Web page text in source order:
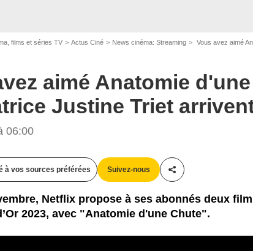
films et séries TV Actus Ciné News cinéma: Streaming Vous avez aimé
aimé Anatomie
Justine Triet
06:00
à vos sources préférées Suivez-nous
Partager cet article
Netflix propose à ses abonnés deux
2023, avec "Anatomie d'une Chute".